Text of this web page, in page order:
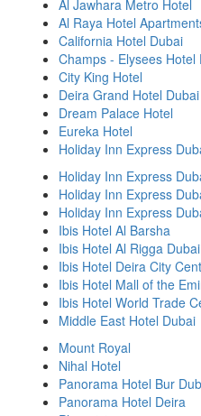
Al Jawhara Metro Hotel
Al Raya Hotel
California Hotel Dubai
Champs - Elysees Hotel
City King Hotel
Deira Grand Hotel Dubai
Dream Palace Hotel
Eureka Hotel
Holiday Inn Express
Holiday Inn Express
Holiday Inn Express
Holiday Inn Express
Ibis Hotel Al Barsha
Ibis Hotel Al Rigga Dubai
Ibis Hotel Deira City
Ibis Hotel Mall of the
Ibis Hotel World Trade
Middle East Hotel Dubai
Mount Royal
Nihal Hotel
Panorama Hotel Bur
Panorama Hotel Deira